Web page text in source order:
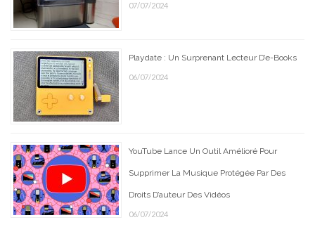
07/07/2024
Playdate : Un Surprenant Lecteur D’e-Books
06/07/2024
YouTube Lance Un Outil Amélioré Pour
Supprimer La Musique Protégée Par Des
Droits D’auteur Des Vidéos
06/07/2024